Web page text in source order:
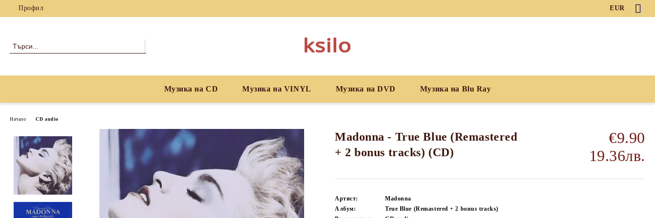
Профил EUR
Музика на CD Музика на VINYL Музика на DVD Музика на Blu Ray
Начало CD audio
Madonna - True Blue (Remastered
+ 2 bonus tracks) (CD)
€9.90
19.36лв.
Артист:
Madonna
Албум:
True Blue (Remastered + 2 bonus tracks)